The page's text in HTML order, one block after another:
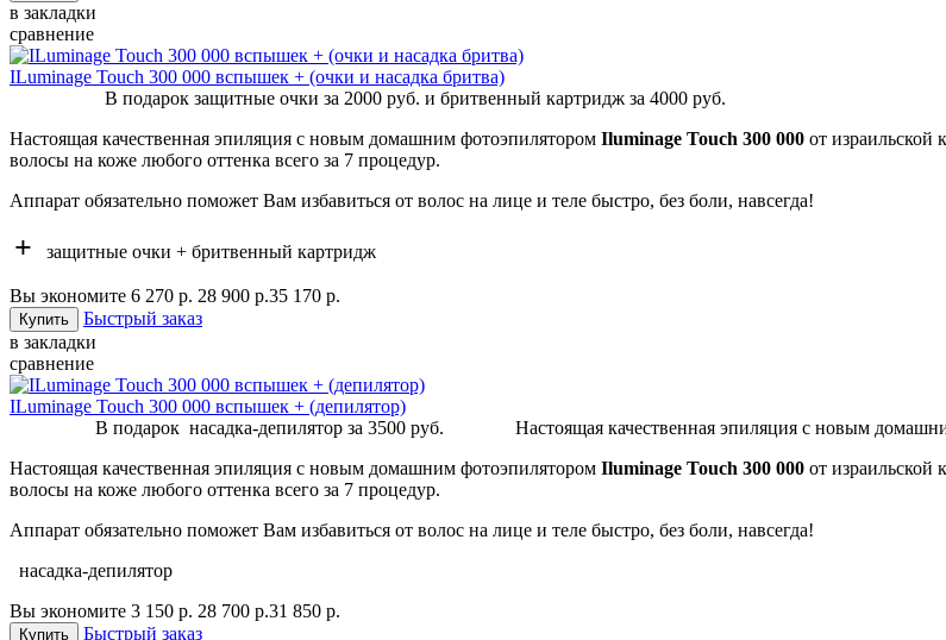
в закладки
сравнение
ILuminage Touch 300 000 вспышек + (очки и насадка бритва)
В подарок защитные очки за 2000 руб. и бритвенный картридж за 4000 руб.
Настоящая качественная эпиляция с новым домашним фотоэпилятором Iluminage Touch 300 000 от
волосы на коже любого оттенка всего за 7 процедур.
Аппарат обязательно поможет Вам избавиться от волос на лице и теле быстро, без боли, навсегда!
+ защитные очки + бритвенный картридж
Вы экономите 6 270 р. 28 900 р.35 170 р.
Быстрый заказ
в закладки
сравнение
ILuminage Touch 300 000 вспышек + (депилятор)
В подарок насадка-депилятор за 3500 руб. Настоящая качественная эпиляция с новым домашним
Настоящая качественная эпиляция с новым домашним фотоэпилятором Iluminage Touch 300 000 от
волосы на коже любого оттенка всего за 7 процедур.
Аппарат обязательно поможет Вам избавиться от волос на лице и теле быстро, без боли, навсегда!
насадка-депилятор
Вы экономите 3 150 р. 28 700 р.31 850 р.
Быстрый заказ